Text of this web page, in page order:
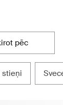
pēc
stieņi